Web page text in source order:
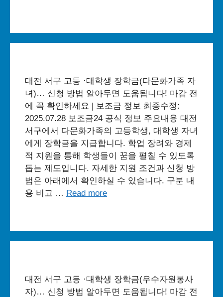
대전 서구 고등 ·대학생 장학금(다문화가족 자
녀)… 신청 방법 알아두면 도움됩니다! 마감 전
에 꼭 확인하세요 | 보조금 정보 최종수정:
2025.07.28 보조금24 공식 정보 주요내용 대전
서구에서 다문화가족의 고등학생, 대학생 자녀
에게 장학금을 지급합니다. 학업 장려와 경제
적 지원을 통해 학생들이 꿈을 펼칠 수 있도록
돕는 제도입니다. 자세한 지원 조건과 신청 방
법은 아래에서 확인하실 수 있습니다. 구분 내
용 비고 … Read more
대전 서구 고등 ·대학생 장학금(우수자원봉사
자)… 신청 방법 알아두면 도움됩니다! 마감 전